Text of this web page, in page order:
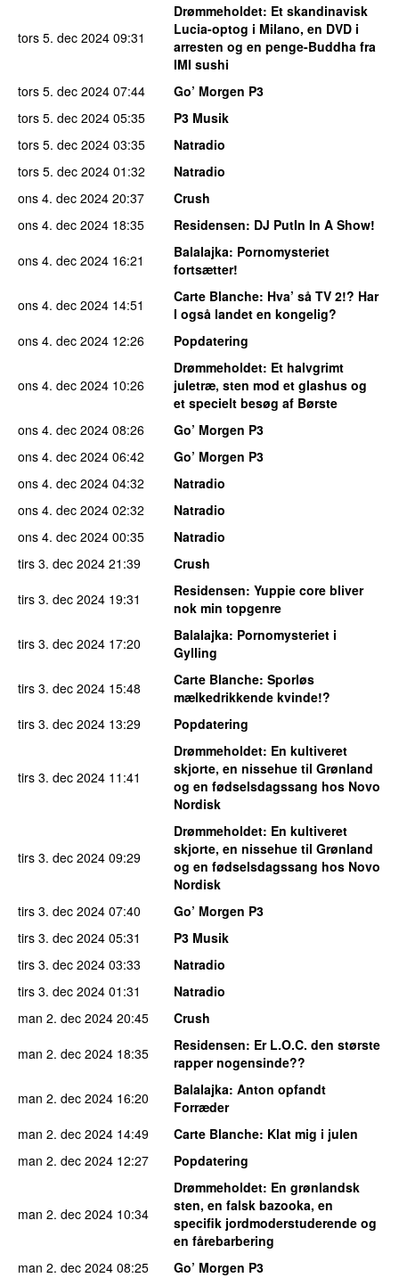
tors 5. dec 2024 09:31
Drømmeholdet: Et skandinavisk
Lucia-optog i Milano, en DVD i
arresten og en penge-Buddha fra
IMI sushi
tors 5. dec 2024 07:44
Go’ Morgen P3
tors 5. dec 2024 05:35
P3 Musik
tors 5. dec 2024 03:35
Natradio
tors 5. dec 2024 01:32
Natradio
ons 4. dec 2024 20:37
Crush
ons 4. dec 2024 18:35 Residensen: DJ PutIn In A Show!
ons 4. dec 2024 16:21 Balalajka: Pornomysteriet
fortsætter!
ons 4. dec 2024 14:51 Carte Blanche: Hva’ så TV 2!? Har
I også landet en kongelig?
ons 4. dec 2024 12:26 Popdatering
ons 4. dec 2024 10:26
Drømmeholdet: Et halvgrimt
juletræ, sten mod et glashus og
et specielt besøg af Børste
ons 4. dec 2024 08:26
Go’ Morgen P3
ons 4. dec 2024 06:42
Go’ Morgen P3
ons 4. dec 2024 04:32
Natradio
ons 4. dec 2024 02:32
Natradio
ons 4. dec 2024 00:35
Natradio
tirs 3. dec 2024 21:39
Crush
tirs 3. dec 2024 19:31 Residensen: Yuppie core bliver
nok min topgenre
tirs 3. dec 2024 17:20 Balalajka: Pornomysteriet i
Gylling
tirs 3. dec 2024 15:48 Carte Blanche: Sporløs
mælkedrikkende kvinde!?
tirs 3. dec 2024 13:29 Popdatering
tirs 3. dec 2024 11:41
Drømmeholdet: En kultiveret
skjorte, en nissehue til Grønland
og en fødselsdagssang hos Novo
Nordisk
tirs 3. dec 2024 09:29
Drømmeholdet: En kultiveret
skjorte, en nissehue til Grønland
og en fødselsdagssang hos Novo
Nordisk
tirs 3. dec 2024 07:40
Go’ Morgen P3
tirs 3. dec 2024 05:31
P3 Musik
tirs 3. dec 2024 03:33
Natradio
tirs 3. dec 2024 01:31
Natradio
man 2. dec 2024 20:45
Crush
man 2. dec 2024 18:35 Residensen: Er L.O.C. den største
rapper nogensinde??
man 2. dec 2024 16:20 Balalajka: Anton opfandt
Forræder
man 2. dec 2024 14:49 Carte Blanche: Klat mig i julen
man 2. dec 2024 12:27 Popdatering
man 2. dec 2024 10:34
Drømmeholdet: En grønlandsk
sten, en falsk bazooka, en
specifik jordmoderstuderende og
en fårebarbering
man 2. dec 2024 08:25
Go’ Morgen P3